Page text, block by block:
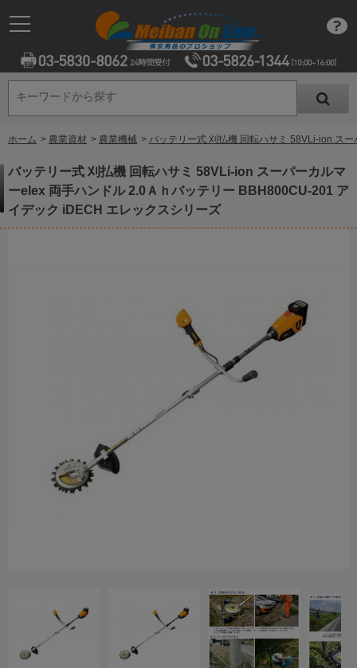
キーワードから探す
キーワードから探す
ホーム > 農業資材 > 農業機械 > バッテリー式 刈払機 回転ハサミ 58VLi-ion ス
バッテリー式 刈払機 回転ハサミ 58VLi-ion スーパーカルマ
ーelex 両手ハンドル 2.0Ａｈバッテリー BBH800CU-201 ア
イデック iDECH エレックスシリーズ